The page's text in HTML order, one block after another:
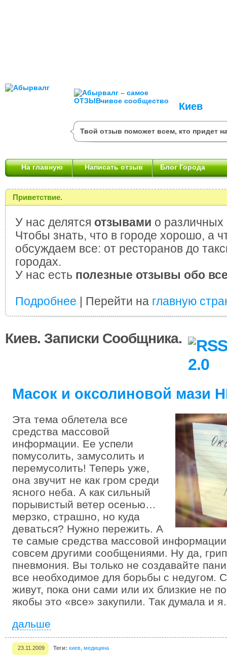
Киев
Твой отзыв поможет всем, кто придет
На главную Написать отзыв Блог Города
Приветствие.
У нас делятся отзывами о различных
Чтобы знать, что в городе хорошо, а
обсуждаем все: от ресторанов до
городах.
У нас есть полезные отзывы обо
Подробнее | Перейти на главную
Киев. Записки Сообщника.
Масок и оксолиновой мази
Эта тема облетела все
средства массовой
информации. Ее успели
помусолить, замусолить и
перемусолить! Теперь уже,
она звучит не как гром среди
ясного неба. А как сильный
порывистый ветер осенью…
мерзко, страшно, но куда
деваться? Нужно пережить. А
те самые средства массовой
совсем другими сообщениями. Ну да,
пневмония. Вы только не создавайте
все необходимое для борьбы с недугом.
живут, пока они сами или их близкие не
якобы это «все» закупили. Так думала и
дальше
23.11.2009 Теги: киев медицина